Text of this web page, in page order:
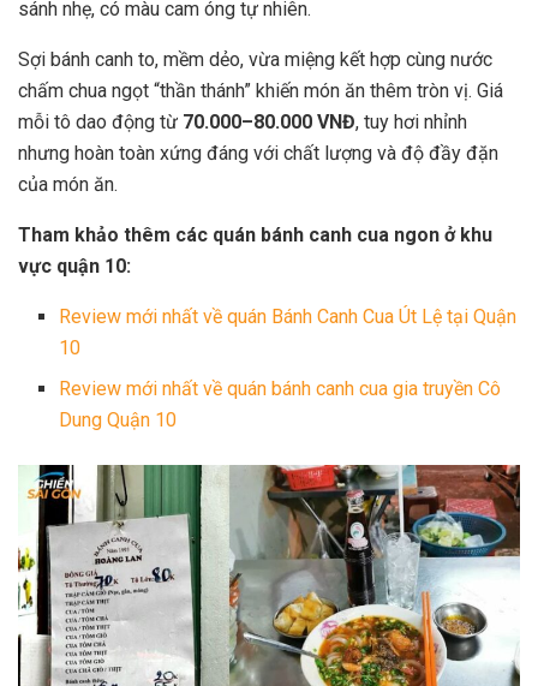
sánh nhẹ, có màu cam óng tự nhiên.
Sợi bánh canh to, mềm dẻo, vừa miệng kết hợp cùng nước
chấm chua ngọt “thần thánh” khiến món ăn thêm tròn vị. Giá
mỗi tô dao động từ 70.000–80.000 VNĐ, tuy hơi nhỉnh
nhưng hoàn toàn xứng đáng với chất lượng và độ đầy đặn
của món ăn.
Tham khảo thêm các quán bánh canh cua ngon ở khu
vực quận 10:
Review mới nhất về quán Bánh Canh Cua Út Lệ tại Quận
10
Review mới nhất về quán bánh canh cua gia truyền Cô
Dung Quận 10